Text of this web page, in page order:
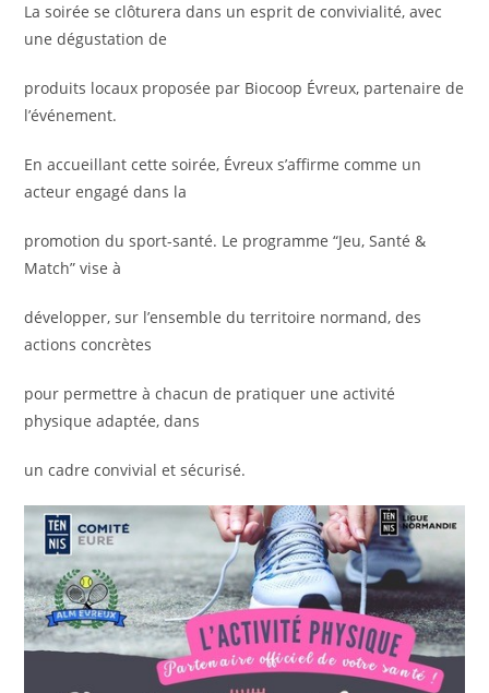
La soirée se clôturera dans un esprit de convivialité, avec
une dégustation de
produits locaux proposée par Biocoop Évreux, partenaire de
l’événement.
En accueillant cette soirée, Évreux s’affirme comme un
acteur engagé dans la
promotion du sport-santé. Le programme “Jeu, Santé &
Match” vise à
développer, sur l’ensemble du territoire normand, des
actions concrètes
pour permettre à chacun de pratiquer une activité
physique adaptée, dans
un cadre convivial et sécurisé.